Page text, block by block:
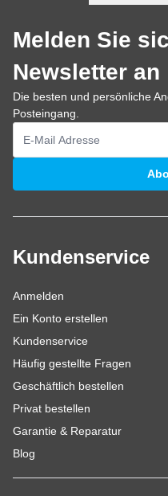
Melden Sie
Newsletter an
Die besten und persönliche
Posteingang.
E-Mailadresse
Kundenservice
Anmelden
Ein Konto erstellen
Kundenservice
Häufig gestellte Fragen
Geschäftlich bestellen
Privat bestellen
Garantie & Reparatur
Blog